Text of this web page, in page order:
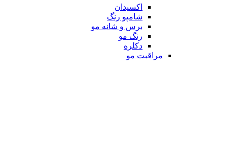
اکسیدان
شامپو رنگ
برس و شانه مو
رنگ مو
دکلره
مراقبت مو